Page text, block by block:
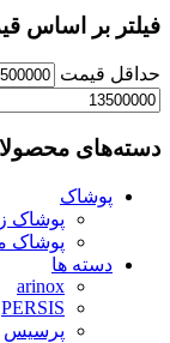
اساس قیمت
محصولات
پوشاک زنانه
پوشاک مردانه
ها
PERSIS
پرسیس